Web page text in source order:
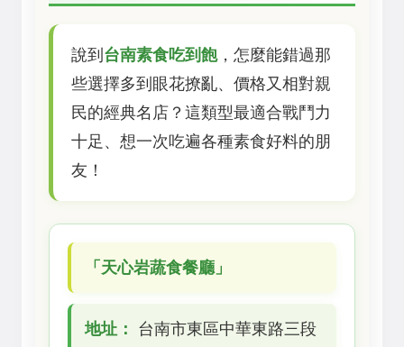
說到 台南素食吃到飽，怎麼能錯過那
些選擇多到眼花撩亂、價格又相對親
民的經典名店？這類型最適合戰鬥力
十足、想一次吃遍各種素食好料的朋
友！
「天心岩蔬食餐廳」
地址：
台南市東區中華東路三段